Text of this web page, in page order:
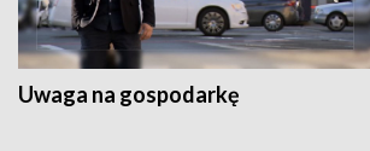
Uwaga na gospodarkę